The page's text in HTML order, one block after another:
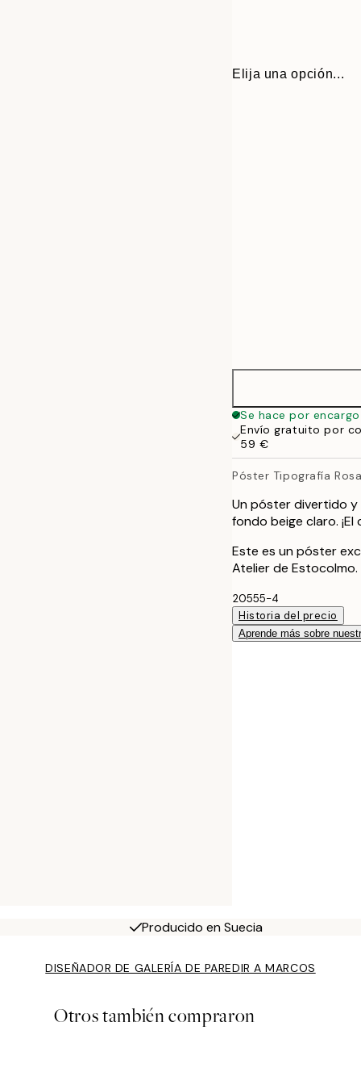
Elija una opción...
50x70 cm
70x100 cm
100x150 cm
Se hace por encargo
Envío gratuito por
59 €
Póster Tipografía
Un póster divertido
fondo beige claro.
Este es un póster
Atelier de Estocolmo.
20555-4
Historia del precio
Aprende más sobre
Producido en Suecia
DISEÑADOR DE GALERÍA DE PAREDIR A MARCOS
Otros también compraron